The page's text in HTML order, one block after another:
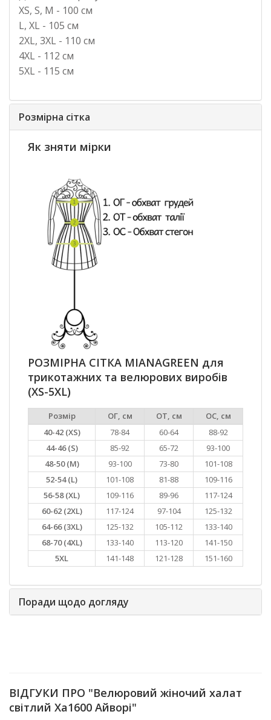
XS, S, M - 100 см
L, XL - 105 см
2XL, 3XL - 110 см
4XL - 112 см
5XL - 115 см
Розмірна сітка
Як зняти мірки
РОЗМІРНА СІТКА MIANAGREEN для
трикотажних та велюрових виробів
(XS-5XL)
Розмір ОГ, см ОТ, см
ОС, см
40-42 (XS)
78-84 60-64
88-92
44-46 (S)
85-92 65-72
93-100
48-50 (M)
93-100 73-80
101-108
52-54 (L)
101-108 81-88
109-116
56-58 (XL)
109-116 89-96
117-124
60-62 (2XL)
117-124 97-104
125-132
64-66 (3XL)
125-132 105-112
133-140
68-70 (4XL)
133-140 113-120
141-150
5XL
141-148 121-128 151-160
Поради щодо догляду
ВІДГУКИ ПРО "Велюровий жіночий халат
світлий Ха1600 Айворі"